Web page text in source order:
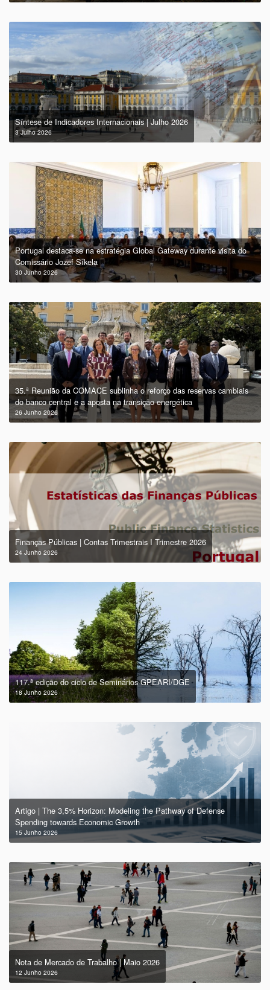
Síntese de Indicadores Internacionais | Julho 2026
3 Julho 2026
Portugal destaca-se na estratégia Global Gateway durante visita do
Comissário Jozef Síkela
30 Junho 2026
35.ª Reunião da COMACE sublinha o reforço das reservas cambiais
do banco central e a aposta na transição energética
26 Junho 2026
Finanças Públicas | Contas Trimestrais I Trimestre 2026
24 Junho 2026
117.ª edição do ciclo de Seminários GPEARI/DGE
18 Junho 2026
Artigo | The 3,5% Horizon: Modeling the Pathway of Defense
Spending towards Economic Growth
15 Junho 2026
Nota de Mercado de Trabalho | Maio 2026
12 Junho 2026